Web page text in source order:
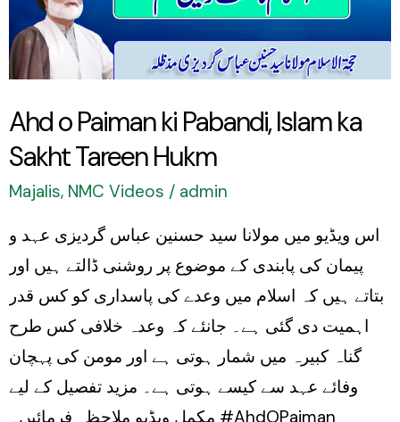
Ahd o Paiman ki Pabandi, Islam ka
Sakht Tareen Hukm
Majalis, NMC Videos / admin
اس ویڈیو میں مولانا سید حسنین عباس گردیزی عہد و
پیمان کی پابندی کے موضوع پر روشنی ڈالتے ہیں اور
بتاتے ہیں کہ اسلام میں وعدے کی پاسداری کو کس قدر
اہمیت دی گئی ہے۔ جانئے کہ وعدہ خلافی کس طرح
گناہ کبیرہ میں شمار ہوتی ہے اور مومن کی پہچان
وفائے عہد سے کیسے ہوتی ہے۔ مزید تفصیل کے لیے
مکمل ویڈیو ملاحظہ فرمائیں۔ #AhdOPaiman
Islam
ka
Tareen
Hukm